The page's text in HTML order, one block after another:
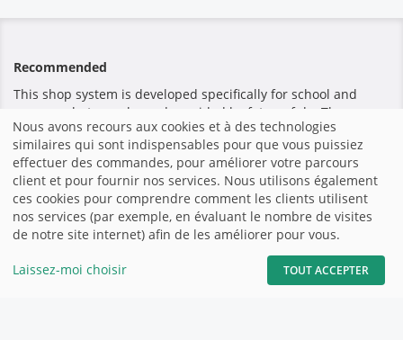
Recommended
This shop system is developed specifically for school and
nursery photography and provided by fotograf.de. The
platform that offers the highest safety and quality standards
for teachers and parents.
Paiement sécurisé
Nous avons recours aux cookies et à des technologies
similaires qui sont indispensables pour que vous puissiez
effectuer des commandes, pour améliorer votre parcours
client et pour fournir nos services. Nous utilisons également
ces cookies pour comprendre comment les clients utilisent
nos services (par exemple, en évaluant le nombre de visites
de notre site internet) afin de les améliorer pour vous.
Laissez-moi choisir TOUT ACCEPTER